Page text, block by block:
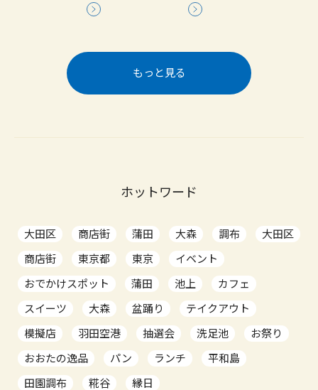
もっと見る
ホットワード
大田区 商店街 蒲田 大森 調布
大田区
商店街
東京都 東京
イベント
おでかけスポット
蒲田 池上
カフェ
スイーツ
大森 盆踊り
テイクアウト
模擬店
羽田空港 抽選会 洗足池
お祭り
おおたの逸品
パン ランチ
平和島
田園調布
糀谷 縁日